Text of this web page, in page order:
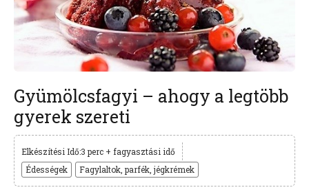
Gyümölcsfagyi – ahogy a legtöbb
gyerek szereti
Elkészítési Idő:3 perc + fagyasztási idő
Édességek
Fagylaltok, parfék, jégkrémek